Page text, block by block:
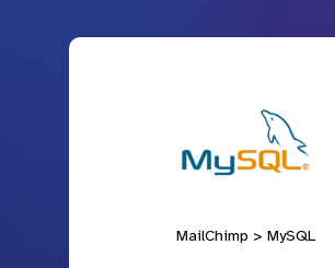
MailChimp > MySQL